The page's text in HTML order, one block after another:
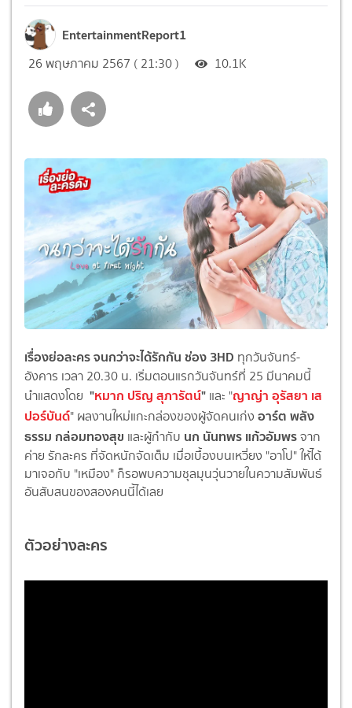
EntertainmentReport1
26 พฤษภาคม 2567 ( 21:30 ) 10.1K
เรื่องย่อละคร จนกว่าจะได้รักกัน ช่อง 3HD ทุกวันจันทร์-
อังคาร เวลา 20.30 น. เริ่มตอนแรกวันจันทร์ที่ 25 มีนาคมนี้
นำแสดงโดย "หมาก ปริญ สุภารัตน์" และ "ญาญ่า อุรัสยา เส
ปอร์บันด์" ผลงานใหม่แกะกล่องของผู้จัดคนเก่ง อาร์ต พลัง
ธรรม กล่อมทองสุข และผู้กำกับ นก นันทพร แก้วอัมพรจาก
ค่าย รักละคร ที่จัดหนักจัดเต็ม เมื่อเบื้องบนเหวี่ยง "อาโป" ให้ได้
มาเจอกับ "เหมือง" ก็รอพบความชุลมุนวุ่นวายในความสัมพันธ์
อันสับสนของสองคนนี้ได้เลย
ตัวอย่างละคร